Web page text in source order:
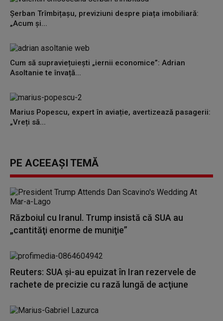
Șerban Trîmbițașu, previziuni despre piața imobiliară:
„Acum și...
Cum să supraviețuiești „iernii economice”: Adrian
Asoltanie te învață...
Marius Popescu, expert în aviație, avertizează pasagerii:
„Vreți să...
PE ACEEAȘI TEMĂ
Războiul cu Iranul. Trump insistă că SUA au
„cantităţi enorme de muniţie”
Reuters: SUA şi-au epuizat în Iran rezervele de
rachete de precizie cu rază lungă de acţiune